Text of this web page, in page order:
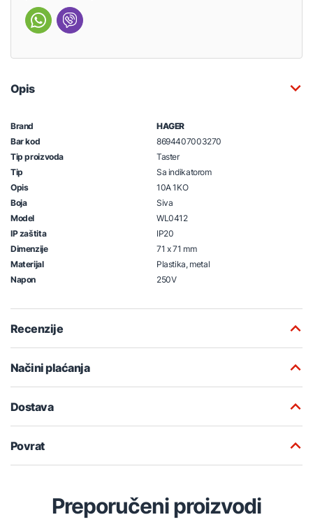
Opis
Brand
HAGER
Bar kod
8694407003270
Tip proizvoda
Taster
Tip
Sa indikatorom
Opis
10A 1KO
Boja
Siva
Model
WL0412
IP zaštita
IP20
Dimenzije
71 x 71 mm
Materijal
Plastika, metal
Napon
250V
Recenzije
Načini plaćanja
Dostava
Povrat
Preporučeni proizvodi